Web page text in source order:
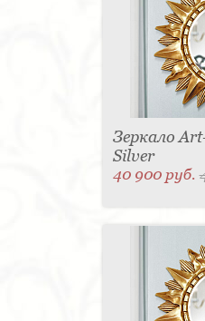
Зеркало
Silver
40 900 руб.